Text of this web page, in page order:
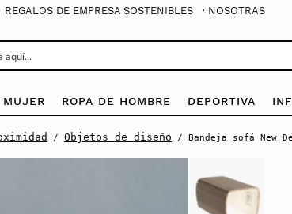
REGALOS DE EMPRESA SOSTENIBLES · NOSOTRAS
MUJER ROPA DE HOMBRE DEPORTIVA
/ Objetos de diseño / Bandeja sofá New